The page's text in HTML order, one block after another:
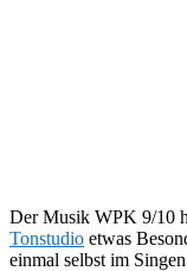
Der Musik WPK 9/10
Tonstudio etwas
einmal selbst im